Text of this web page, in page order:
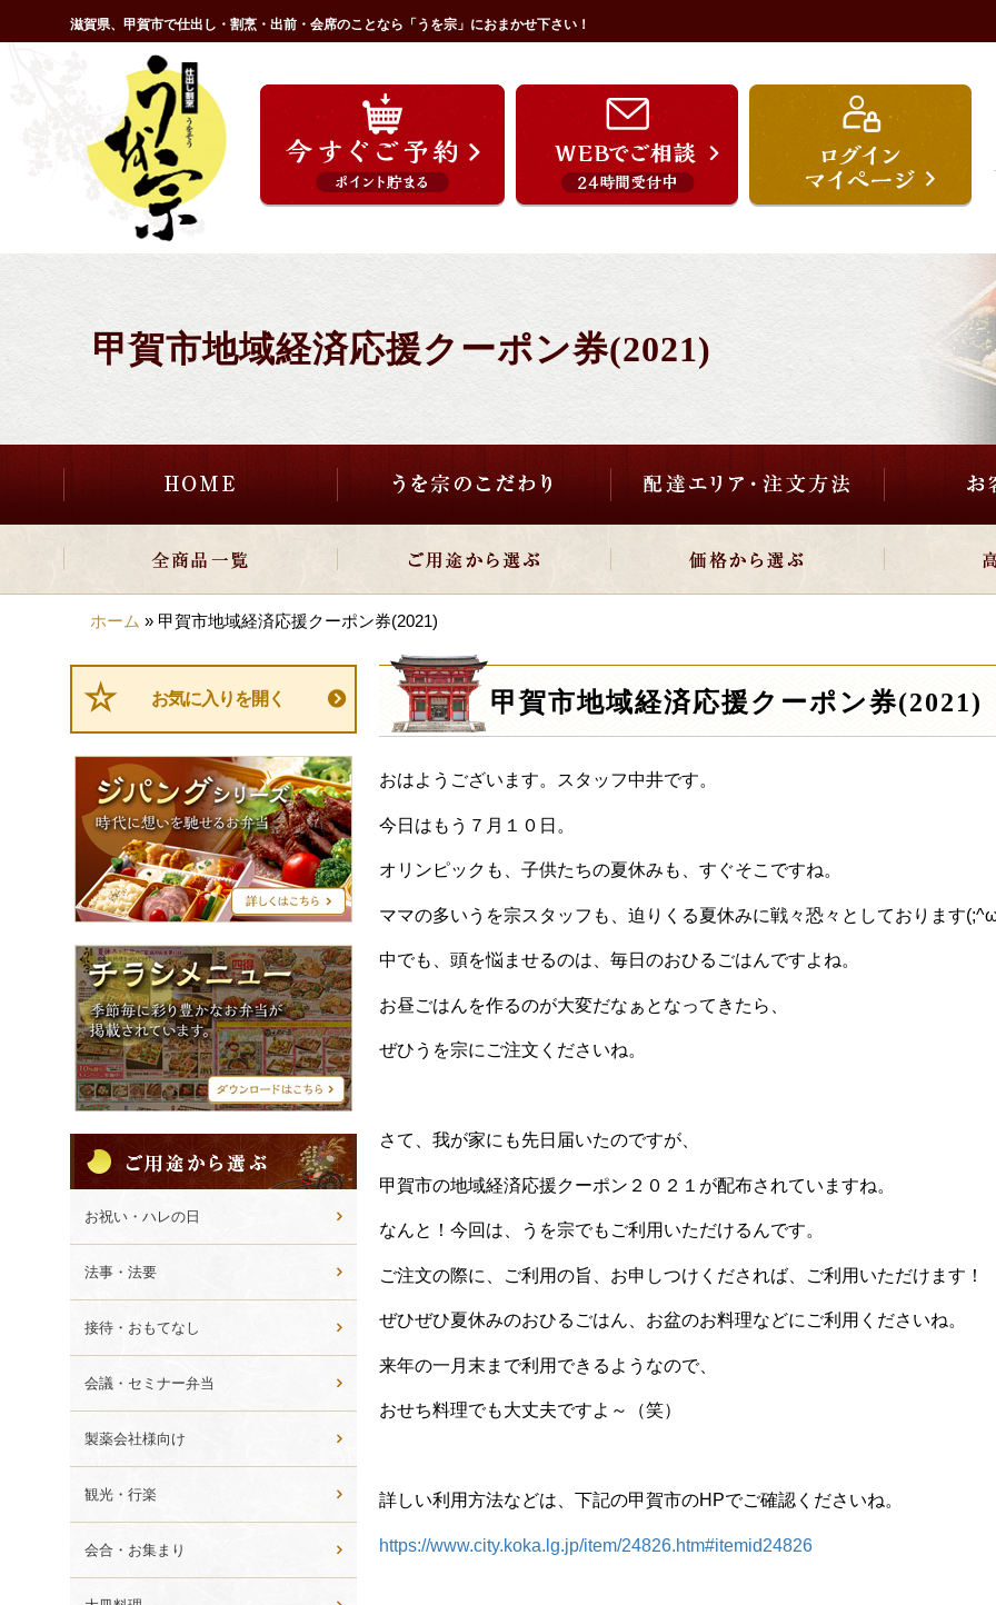
ン
滋賀県、甲賀市で仕出し・割烹・出前・会席のことなら「うを宗」におまかせ下さい！
甲賀市地域経済応援クーポン券(2021)
HOME うを宗のこだわり 配達エリア・注文方法
ご用途から選ぶ 価格から選ぶ
ホーム » 甲賀市地域経済応援クーポン券(2021)
甲賀市地域経済応援クーポン券(2021)
おはようございます。スタッフ中井です。
今日はもう７月１０日。
オリンピックも、子供たちの夏休みも、すぐそこですね。
ママの多いうを宗スタッフも、迫りくる夏休みに戦々恐々としております
中でも、頭を悩ませるのは、毎日のおひるごはんですよね。
お昼ごはんを作るのが大変だなぁとなってきたら、
ぜひうを宗にご注文くださいね。
さて、我が家にも先日届いたのですが、
甲賀市の地域経済応援クーポン２０２１が配布されていますね。
なんと！今回は、うを宗でもご利用いただけるんです。
ご注文の際に、ご利用の旨、お申しつけくだされば、ご利用いただけます！
ぜひぜひ夏休みのおひるごはん、お盆のお料理などにご利用くださいね。
来年の一月末まで利用できるようなので、
おせち料理でも大丈夫ですよ～（笑）
詳しい利用方法などは、下記の甲賀市のHPでご確認くださいね。
https://www.city.koka.lg.jp/item/24826.htm#itemid24826
お気に入りを開く
ジ
ン
グ
ー
ズ
チ
ラ
シ
メ
ニ
ュ
ー
用
途
か
ら
選
ぶ
お祝い・ハレの日
法事・法要
接待・おもてなし
会議・セミナー弁当
製薬会社様向け
観光・行楽
会合・お集まり